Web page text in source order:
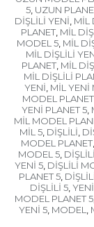
5, UZUN
DİŞLİLİ YENİ, MİL
PLANET, MİL
MODEL 5, MİL
MİL DİŞLİLİ
PLANET, MİL
MİL DİŞLİLİ
YENİ, MİL YENİ
MODEL
YENİ PLANET 5,
MİL MODEL
MİL 5, DİŞLİLİ,
MODEL PLANET,
MODEL 5,
YENİ 5, DİŞLİLİ
PLANET 5,
DİŞLİLİ 5, YENİ
MODEL PLANET 5
YENİ 5, MODEL ,